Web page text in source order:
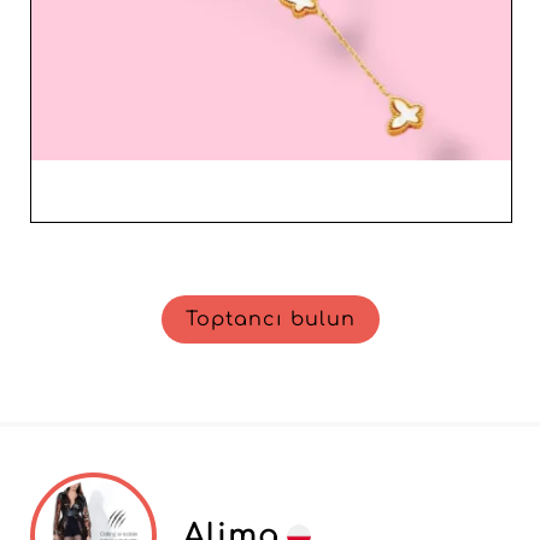
hizmetlerinden faydalanmayı arayan profesyoneller için
Toptancı bulun